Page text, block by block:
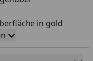
in gold
und
am